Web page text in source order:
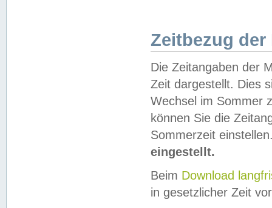
Zeitbezug der
Die Zeitangaben der
Zeit dargestellt. Dies
Wechsel im Sommer
können Sie die
Sommerzeit
eingestellt.
Beim Download
in gesetzlicher Zeit